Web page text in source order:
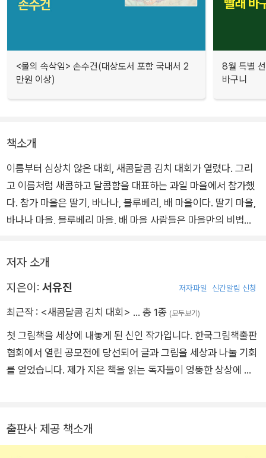
<물의 속삭임> 손수건(대상도서 포함 국내서 2
만원 이상)
8월 특별
바구니
책소개
이름부터 심상치 않은 대회, 새콤달콤 김치 대회가 열렸다. 그리
고 이름처럼 새콤하고 달콤함을 대표하는 과일 마을에서 참가했
다. 참가 마을은 딸기, 바나나, 블루베리, 배 마을이다. 딸기 마을,
바나나 마을, 블루베리 마을, 배 마을 사람들은 마을만의 비법으
저자 소개
지은이: 서유진 저자파일 신간알림 신청
최근작 : <새콤달콤 김치 대회> … 총 1종 (모두보기)
첫 그림책을 세상에 내놓게 된 신인 작가입니다. 한국그림책출판
협회에서 열린 공모전에 당선되어 글과 그림을 세상과 나눌 기회
를 얻었습니다. 제가 지은 책을 읽는 독자들이 엉뚱한 상상에 빠
나누며, 기억 속에 오랫동안 남을 이야기를 만들고 싶습니다. 제
출판사 제공 책소개